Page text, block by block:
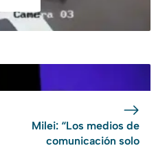
Milei: “Los medios de
comunicación solo